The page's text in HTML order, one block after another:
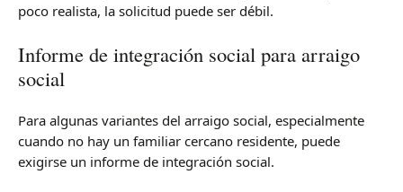
poco realista, la solicitud puede ser débil.
Informe de integración social para arraigo
social
Para algunas variantes del arraigo social, especialmente
cuando no hay un familiar cercano residente, puede
exigirse un informe de integración social.